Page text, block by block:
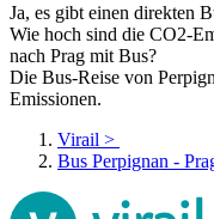
Ja, es gibt einen direkten
Wie hoch sind die CO2-
nach Prag mit Bus?
Die Bus-Reise von
Emissionen.
Virail >
Bus Perpignan -